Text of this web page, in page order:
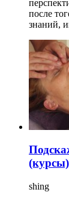
после
знаний,
shing